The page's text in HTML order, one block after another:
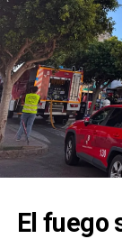
El fuego